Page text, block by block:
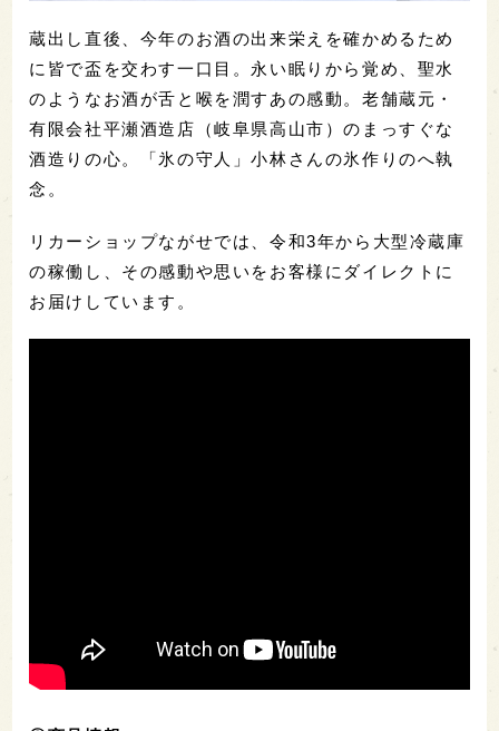
蔵出し直後、今年のお酒の出来栄えを確かめるため
に皆で盃を交わす一口目。永い眠りから覚め、聖水
のようなお酒が舌と喉を潤すあの感動。老舗蔵元・
有限会社平瀬酒造店（岐阜県高山市）のまっすぐな
酒造りの心。「氷の守人」小林さんの氷作りのへ執
念。
リカーショップながせでは、令和3年から大型冷蔵庫
の稼働し、その感動や思いをお客様にダイレクトに
お届けしています。